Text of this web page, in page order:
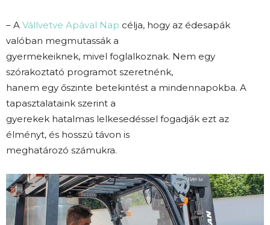
– A Vállvetve Apával Nap célja, hogy az édesapák
valóban megmutassák a
gyermekeiknek, mivel foglalkoznak. Nem egy
szórakoztató programot szeretnénk,
hanem egy őszinte betekintést a mindennapokba. A
tapasztalataink szerint a
gyerekek hatalmas lelkesedéssel fogadják ezt az
élményt, és hosszú távon is
meghatározó számukra.